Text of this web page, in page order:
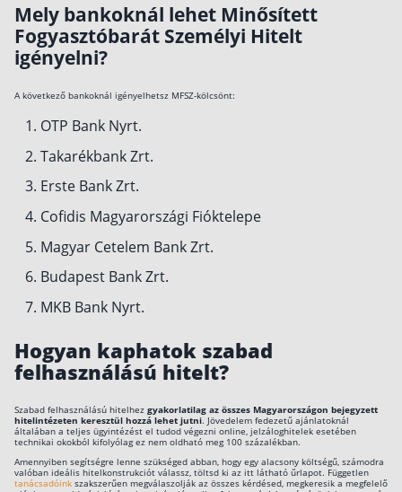
Mely bankoknál lehet Minősített
Fogyasztóbarát Személyi Hitelt
igényelni?
A következő bankoknál igényelhetsz MFSZ-kölcsönt:
OTP Bank Nyrt.
Takarékbank Zrt.
Erste Bank Zrt.
Cofidis Magyarországi Fióktelepe
Magyar Cetelem Bank Zrt.
Budapest Bank Zrt.
MKB Bank Nyrt.
Hogyan kaphatok szabad
felhasználású hitelt?
Szabad felhasználású hitelhez gyakorlatilag az összes Magyarországon bejegyzett
hitelintézeten keresztül hozzá lehet jutni. Jövedelem fedezetű ajánlatoknál
általában a teljes ügyintézést el tudod végezni online, jelzáloghitelek esetében
technikai okokból kifolyólag ez nem oldható meg 100 százalékban.
Amennyiben segítségre lenne szükséged abban, hogy egy alacsony költségű, számodra
valóban ideális hitelkonstrukciót válassz, töltsd ki az itt látható űrlapot. Független
tanácsadóink szakszerűen megválaszolják az összes kérdésed, megkeresik a megfelelő